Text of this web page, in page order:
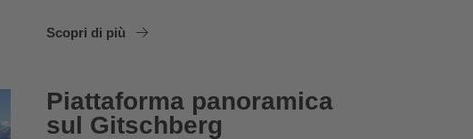
Scopri di più
Piattaforma panoramica
sul Gitschberg